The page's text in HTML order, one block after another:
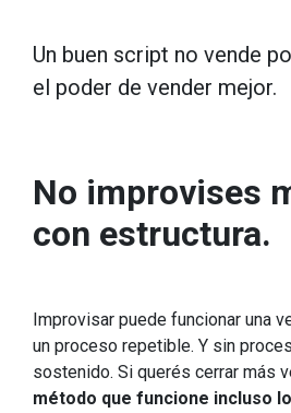
Un buen script no vende
el poder de vender mejor.
No improvises
con estructura.
Improvisar puede funcionar una
un proceso repetible. Y sin
sostenido. Si querés cerrar más
método que funcione incluso